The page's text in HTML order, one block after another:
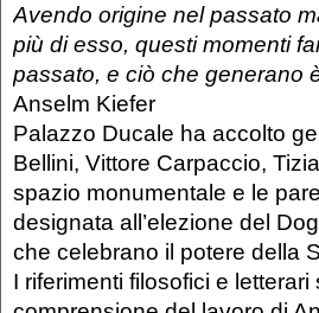
Avendo origine nel passato
più di esso, questi momenti
passato, e ciò che generano
Anselm Kiefer
Palazzo Ducale ha accolto
Bellini, Vittore Carpaccio,
spazio monumentale e le
designata all’elezione del
che celebrano il potere della
I riferimenti filosofici e